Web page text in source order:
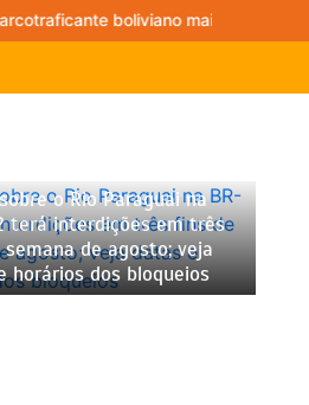
foge de avião pela fronteira
o Rio Paraguai na
terá interdições em três
de agosto; veja
horários dos bloqueios